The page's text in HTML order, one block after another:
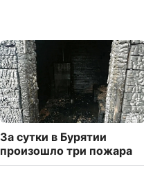
За сутки в Бурятии
произошло три пожара